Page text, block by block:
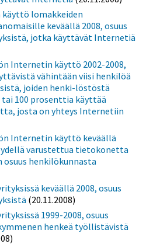
käyttö lomakkeiden
keväällä 2008, osuus
jotka käyttävät Internetiä
Internetin käyttö 2002-2008,
vähintään viisi henkilöä
joiden henki-löstöstä
tai 100 prosenttia käyttää
josta on yhteys Internetiin
Internetin käyttö keväällä
varustettua tietokonetta
osuus henkilökunnasta
keväällä 2008, osuus
(20.11.2008)
1999-2008, osuus
henkeä työllistävistä